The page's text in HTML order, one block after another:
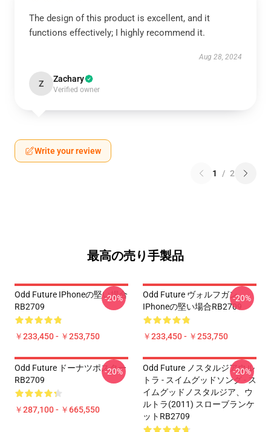
The design of this product is excellent, and it
functions effectively; I highly recommend it.
Aug 28, 2024
Z Zachary
Verified owner
Write your review
1 / 2
最高の売り手製品
Odd Future IPhoneの堅い場合
RB2709
￥233,450 - ￥253,750
-20%
Odd Future ヴォルフガン
IPhoneの堅い場合RB2709
￥233,450 - ￥253,750
-20%
Odd Future ドーナツポスター
RB2709
￥287,100 - ￥665,550
-20%
Odd Future ノスタルジアウル
トラ - スイムグッドソング - ス
イムグッドノスタルジア、ウ
ルトラ(2011) スローブランケ
ットRB2709
-20%